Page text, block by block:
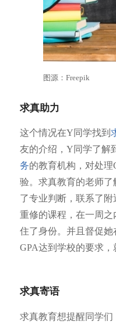
图源：Freepik
求真助力
这个情况在Y同学找到
友的介绍，Y同学了解
务的教育机构，对处
验。求真教育的老师
了专业判断，联系了
重修的课程，在一周
住了身份。并且督促
GPA达到学校的要求，
求真寄语
求真教育想提醒同学